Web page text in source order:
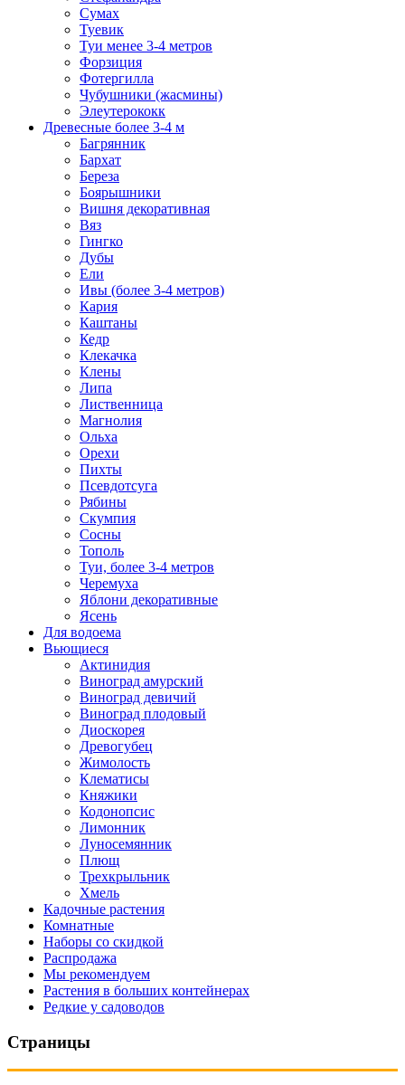
Сумах
Туевик
Туи менее 3-4 метров
Форзиция
Фотергилла
Чубушники (жасмины)
Элеутерококк
Древесные более 3-4 м
Багрянник
Бархат
Береза
Боярышники
Вишня декоративная
Вяз
Гингко
Дубы
Ели
Ивы (более 3-4 метров)
Кария
Каштаны
Кедр
Клекачка
Клены
Липа
Лиственница
Магнолия
Ольха
Орехи
Пихты
Псевдотсуга
Рябины
Скумпия
Сосны
Тополь
Туи, более 3-4 метров
Черемуха
Яблони декоративные
Ясень
Для водоема
Вьющиеся
Актинидия
Виноград амурский
Виноград девичий
Виноград плодовый
Диоскорея
Древогубец
Жимолость
Клематисы
Княжики
Кодонопсис
Лимонник
Луносемянник
Плющ
Трехкрыльник
Хмель
Кадочные растения
Комнатные
Наборы со скидкой
Распродажа
Мы рекомендуем
Растения в больших контейнерах
Редкие у садоводов
Страницы